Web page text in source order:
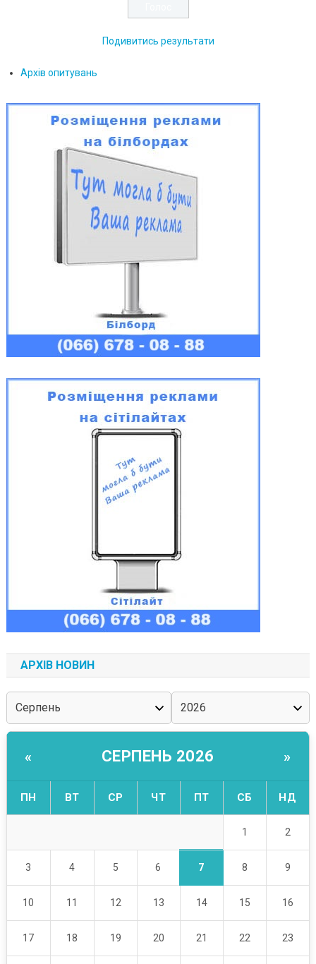
Подивитись результати
Архів опитувань
АРХІВ НОВИН
« СЕРПЕНЬ 2026 »
ПН ВТ СР ЧТ ПТ СБ НД
1 2
3 4 5 6 7 8 9
10 11 12 13 14 15 16
17 18 19 20 21 22 23